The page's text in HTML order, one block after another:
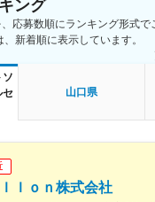
ング
応募数順にランキング形式で
新着順に表示しています。
ソ
セ
山口県
ｌｏｎ株式会社